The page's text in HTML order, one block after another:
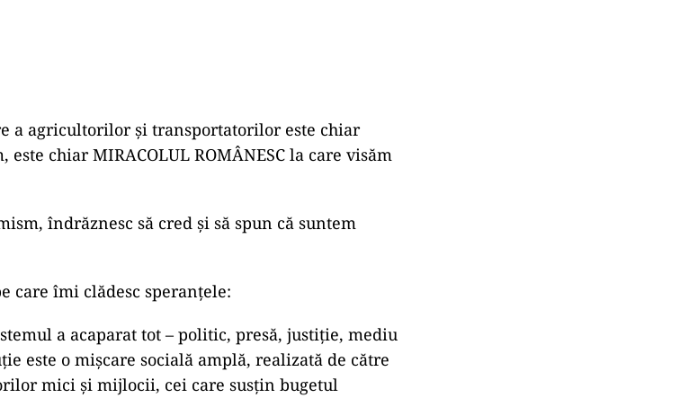
a agricultorilor și transportatorilor este chiar
chiar MIRACOLUL ROMÂNESC la care visăm
îndrăznesc să cred și să spun că suntem
care îmi clădesc speranțele:
a acaparat tot – politic, presă, justiție, mediu
este o mișcare socială amplă, realizată de către
mici și mijlocii, cei care susțin bugetul